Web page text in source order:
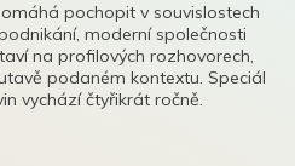
pochopit v souvislostech
moderní společnosti
na profilových rozhovorech,
podaném kontextu. Speciál
vychází čtyřikrát ročně.